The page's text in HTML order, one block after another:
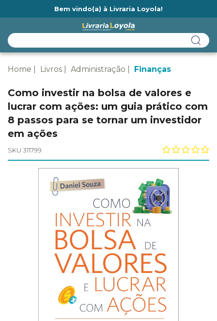
Bem vindo(a) à Livraria Loyola!
Home Livros Administração Finanças
Como investir na bolsa de valores e
lucrar com ações: um guia prático com
8 passos para se tornar um investidor
em ações
SKU 311799